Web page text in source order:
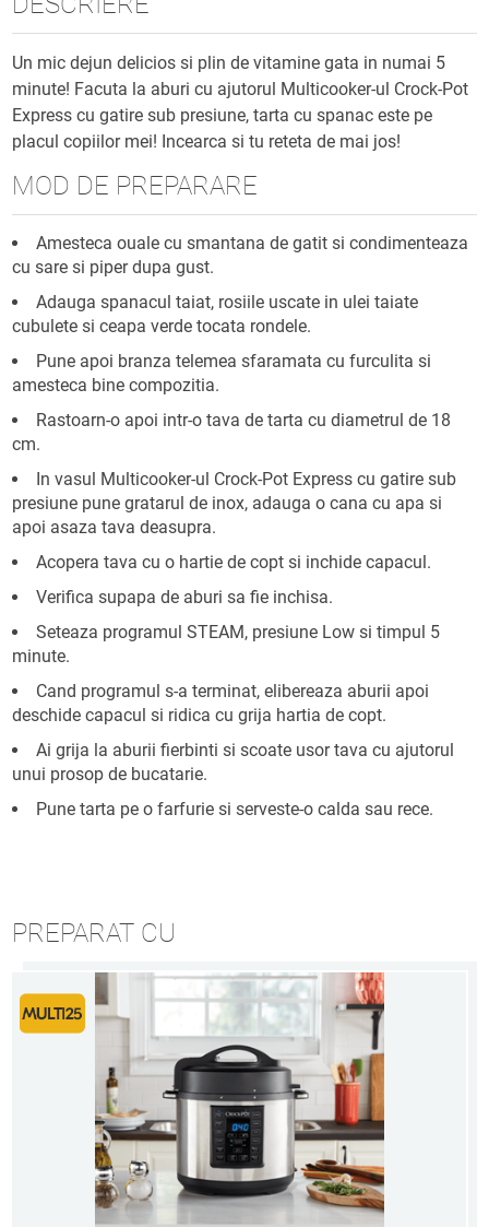
Un mic dejun delicios si plin de vitamine gata in numai 5
minute! Facuta la aburi cu ajutorul Multicooker-ul Crock-Pot
Express cu gatire sub presiune, tarta cu spanac este pe
placul copiilor mei! Incearca si tu reteta de mai jos!
MOD DE PREPARARE
Amesteca ouale cu smantana de gatit si condimenteaza
cu sare si piper dupa gust.
Adauga spanacul taiat, rosiile uscate in ulei taiate
cubulete si ceapa verde tocata rondele.
Pune apoi branza telemea sfaramata cu furculita si
amesteca bine compozitia.
Rastoarn-o apoi intr-o tava de tarta cu diametrul de 18
cm.
In vasul Multicooker-ul Crock-Pot Express cu gatire sub
presiune pune gratarul de inox, adauga o cana cu apa si
apoi asaza tava deasupra.
Acopera tava cu o hartie de copt si inchide capacul.
Verifica supapa de aburi sa fie inchisa.
Seteaza programul STEAM, presiune Low si timpul 5
minute.
Cand programul s-a terminat, elibereaza aburii apoi
deschide capacul si ridica cu grija hartia de copt.
Ai grija la aburii fierbinti si scoate usor tava cu ajutorul
unui prosop de bucatarie.
Pune tarta pe o farfurie si serveste-o calda sau rece.
PREPARAT CU